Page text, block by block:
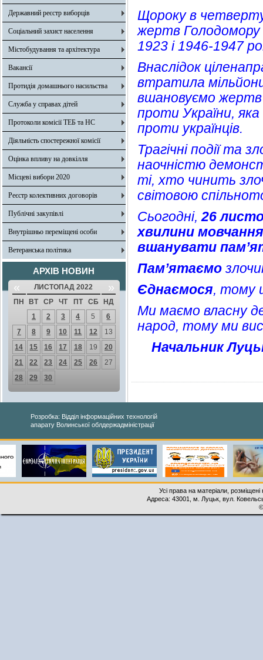
Державний реєстр виборців
Соціальний захист населення
Містобудування та архітектура
Вакансії
Протидія домашнього насильства
Служба у справах дітей
Протоколи комісії ТЕБ та НС
Діяльність спостережної комісії
Оцінка впливу на довкілля
Місцеві вибори 2020
Реєстр колективних договорів
Публічні закупівлі
Внутрішньо переміщені особи
Ветеранська політика
АРХІВ НОВИН
« ЛИСТОПАД 2022 »
ПН ВТ СР ЧТ ПТ СБ
НД
1
2 3 4 5
6
7
8 9 10 11 12
13
14
15 16 17 18 19
20
21
22 23 24 25 26
27
28
29 30
Щороку в
жертв Голодомору
1923 і 1946-1947
Внаслідок
втратила
вшановуємо жертв
проти України,
проти українців.
Трагічні події та
наочністю
ті, хто чинить
світовою
Сьогодні, 26
хвилини
вшанувати
Пам’ятаємо
Єднаємося, тому
Ми маємо власну
народ, тому ми
Начальник
Розробка: Відділ інформаційних технологій
апарату Волинської облдержадміністрації
Усі права на матеріали,
Адреса: 43001, м. Луцьк, вул.